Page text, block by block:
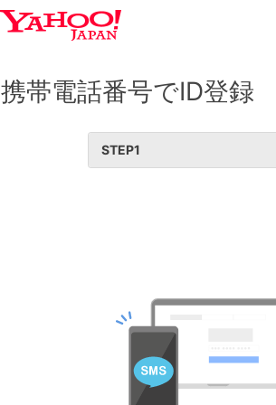
携帯電話番号でID登録
STEP1